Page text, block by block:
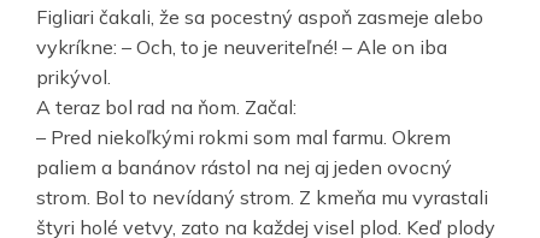
Figliari čakali, že sa pocestný aspoň zasmeje alebo
vykríkne: – Och, to je neuveriteľné! – Ale on iba
prikývol.
A teraz bol rad na ňom. Začal:
– Pred niekoľkými rokmi som mal farmu. Okrem
paliem a banánov rástol na nej aj jeden ovocný
strom. Bol to nevídaný strom. Z kmeňa mu vyrastali
štyri holé vetvy, zato na každej visel plod. Keď plody